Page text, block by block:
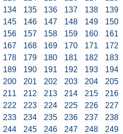
134
135 136 137 138 139
145
146 147 148 149 150
156
157 158 159 160 161
167
168 169 170 171 172
178
179 180 181 182 183
189
190 191 192 193 194
200
201 202 203 204 205
211
212 213 214 215 216
222
223 224 225 226 227
233
234 235 236 237 238
244
245 246 247 248 249